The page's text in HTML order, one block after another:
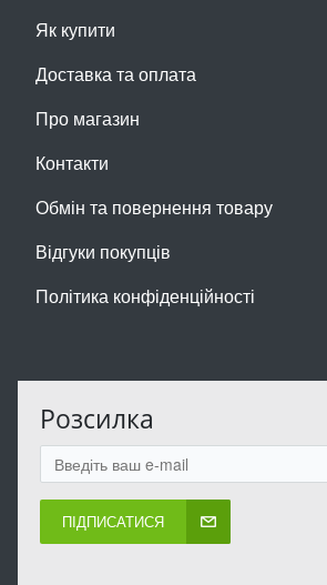
Як купити
Доставка та оплата
Про магазин
Контакти
Обмін та повернення товару
Відгуки покупців
Політика конфіденційності
Розсилка
ПІДПИСАТИСЯ